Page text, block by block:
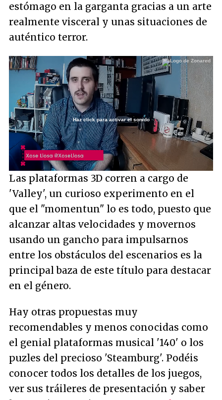
estómago en la garganta gracias a un arte
realmente visceral y unas situaciones de
auténtico terror.
Unmute /
Loaded:
11.62%
Haz click para activar el sonido
Las plataformas 3D corren a cargo de
'Valley', un curioso experimento en el
que el "momentun" lo es todo, puesto que
alcanzar altas velocidades y movernos
usando un gancho para impulsarnos
entre los obstáculos del escenarios es la
principal baza de este título para destacar
en el género.
Hay otras propuestas muy
recomendables y menos conocidas como
el genial plataformas musical '140' o los
puzles del precioso 'Steamburg'. Podéis
conocer todos los detalles de los juegos,
ver sus tráileres de presentación y saber